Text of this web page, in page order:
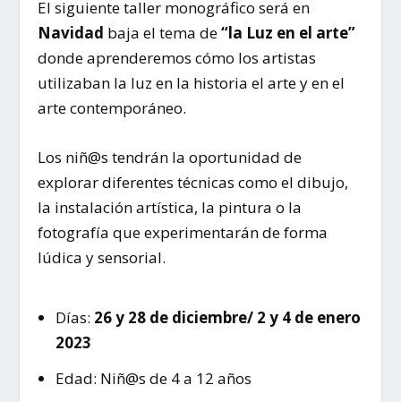
El siguiente taller monográfico será en
Navidad baja el tema de“la Luz en el arte”
donde aprenderemos cómo los artistas
utilizaban la luz en la historia el arte y en el
arte contemporáneo.
Los niñ@s tendrán la oportunidad de
explorar diferentes técnicas como el dibujo,
la instalación artística, la pintura o la
fotografía que experimentarán de forma
lúdica y sensorial.
Días: 26 y 28 de diciembre/ 2 y 4 de enero
2023
Edad: Niñ@s de 4 a 12 años